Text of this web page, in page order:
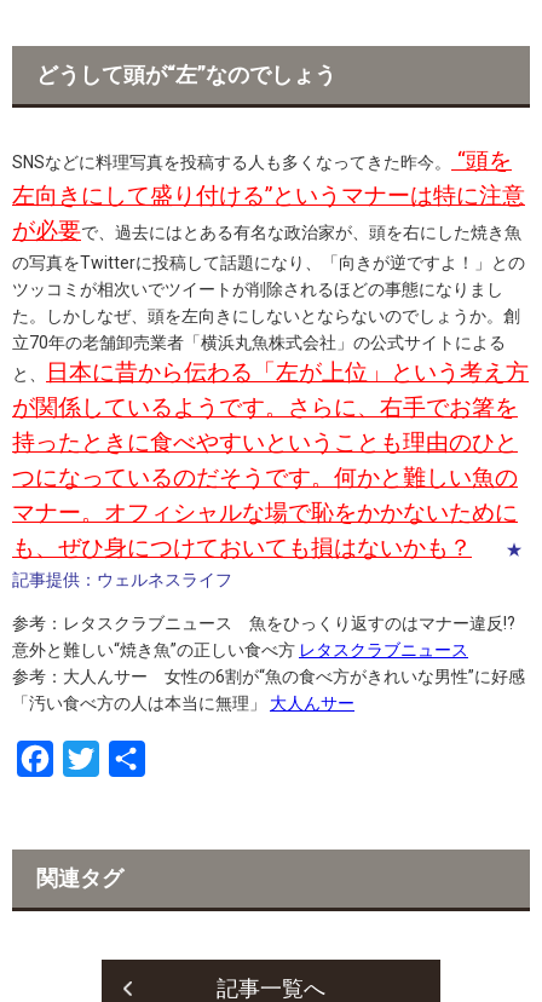
どうして頭が“左”なのでしょう
SNSなどに料理写真を投稿する人も多くなってきた昨今。
“頭を
左向きにして盛り付ける”というマナーは特に注意
が必要で、過去にはとある有名な政治家が、頭を右にした焼き魚
の写真をTwitterに投稿して話題になり、「向きが逆ですよ！」との
ツッコミが相次いでツイートが削除されるほどの事態になりまし
た。しかしなぜ、頭を左向きにしないとならないのでしょうか。創
立70年の老舗卸売業者「横浜丸魚株式会社」の公式サイトによる
と、
日本に昔から伝わる「左が上位」という考え方
が関係しているようです。さらに、右手でお箸を
持ったときに食べやすいということも理由のひと
つになっているのだそうです。何かと難しい魚の
マナー。オフィシャルな場で恥をかかないために
も、ぜひ身につけておいても損はないかも？
★
記事提供：ウェルネスライフ
参考：レタスクラブニュース 魚をひっくり返すのはマナー違反!?
意外と難しい“焼き魚”の正しい食べ方 レタスクラブニュース
参考：大人んサー 女性の6割が“魚の食べ方がきれいな男性”に好感
「汚い食べ方の人は本当に無理」 大人んサー
e
b
t
関連タグ
記事一覧へ